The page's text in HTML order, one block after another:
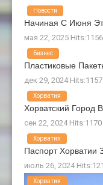
Начиная С Июня
мая 22, 2025 Hits:1156
Новости
Пластиковые
дек 29, 2024 Hits:1157
Бизнес
Хорватский Город
сен 22, 2024 Hits:1170
Хорватия
Паспорт
июль 26, 2024
Хорватия
Хорватия